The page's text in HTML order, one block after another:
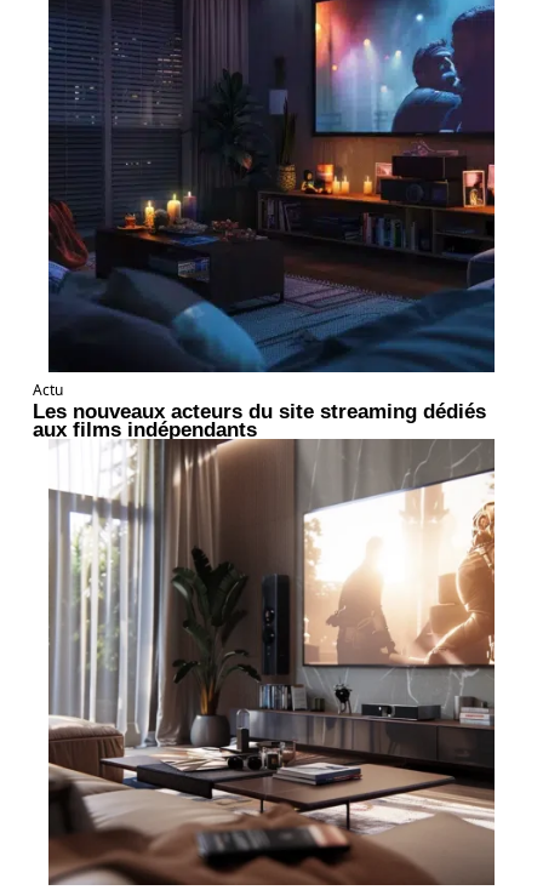
Actu
Les nouveaux acteurs du site streaming dédiés
aux films indépendants